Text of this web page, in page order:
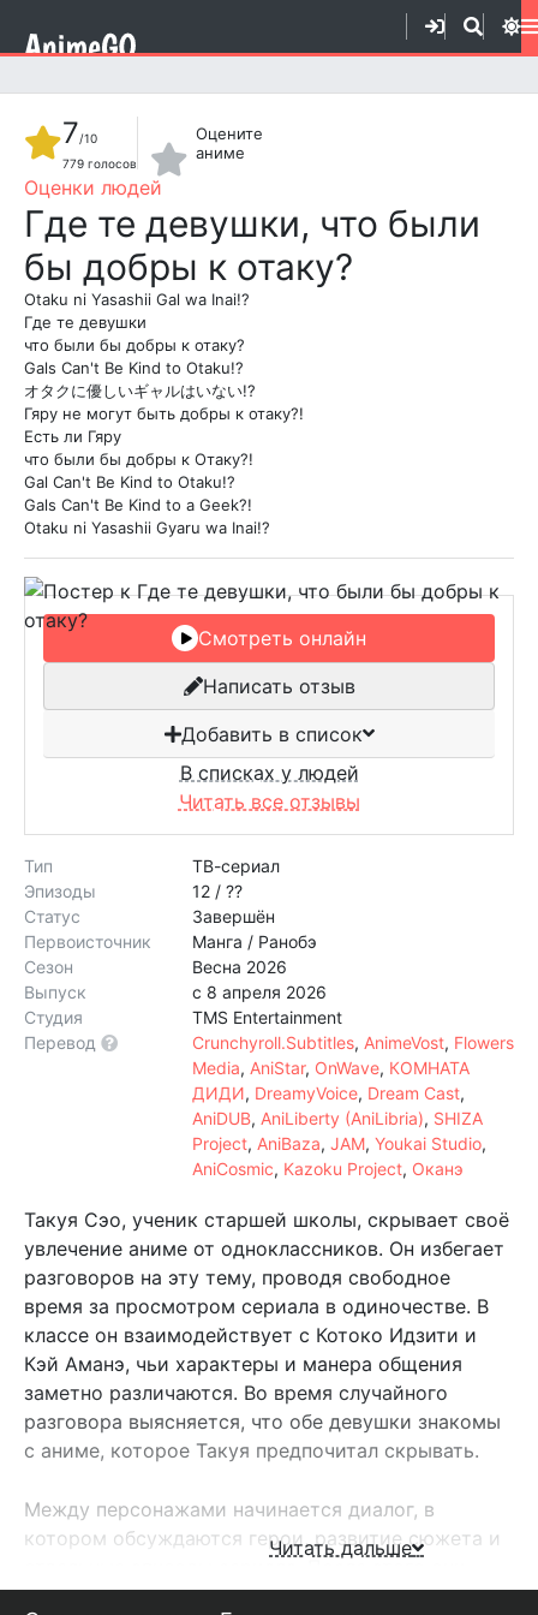
7/10
779 голосов
Оцените
аниме
2 3 4 5 6
Где те девушки, что были
бы добры к отаку?
Otaku ni Yasashii Gal wa Inai!?
Где те девушки
что были бы добры к отаку?
Gals Can't Be Kind to Otaku!?
オタクに優しいギャルはいない!?
Гяру не могут быть добры к отаку?!
Есть ли Гяру
что были бы добры к Отаку?!
Gal Can't Be Kind to Otaku!?
Gals Can't Be Kind to a Geek?!
Otaku ni Yasashii Gyaru wa Inai!?
Смотреть онлайн
Написать отзыв
Добавить в список
В списках у людей
Читать все отзывы
Тип
ТВ-сериал
Эпизоды
12 / ??
Статус
Завершён
Первоисточник
Манга / Ранобэ
Сезон
Весна 2026
Выпуск
с 8 апреля 2026
Студия
TMS Entertainment
Перевод
Crunchyroll.Subtitles, AnimeVost, Flowers
Media, AniStar, OnWave, КОМНАТА
ДИДИ, DreamyVoice, Dream Cast,
AniDUB, AniLiberty (AniLibria), SHIZA
Project, AniBaza, JAM, Youkai Studio,
AniCosmic, Kazoku Project, Оканэ
Такуя Сэо, ученик старшей школы, скрывает своё
увлечение аниме от одноклассников. Он избегает
разговоров на эту тему, проводя свободное
время за просмотром сериала в одиночестве. В
классе он взаимодействует с Котоко Идзити и
Кэй Аманэ, чьи характеры и манера общения
заметно различаются. Во время случайного
разговора выясняется, что обе девушки знакомы
с аниме, которое Такуя предпочитал скрывать.
Между персонажами начинается диалог, в
котором обсуждаются герои, развитие сюжета и
регулярно встречаются после уроков, чтобы
Читать дальше